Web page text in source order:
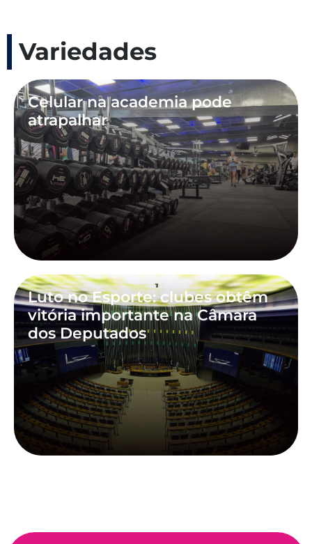
Variedades
Celular na academia pode
atrapalhar
Luto no Esporte: clubes obtêm
vitória importante na Câmara
dos Deputados